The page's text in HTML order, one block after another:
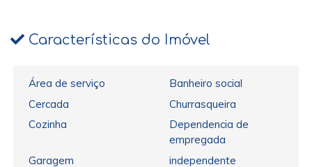
Características do Imóvel
Área de serviço
Banheiro social
Cercada
Churrasqueira
Cozinha
Dependencia de
empregada
Garagem
independente